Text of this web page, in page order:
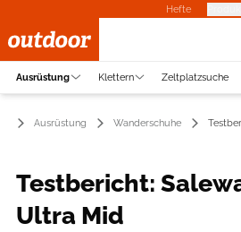
Hefte
Ausrüstung Klettern Zeltplatzsuche
Ausrüstung Wanderschuhe
Testbericht:
Ultra Mid